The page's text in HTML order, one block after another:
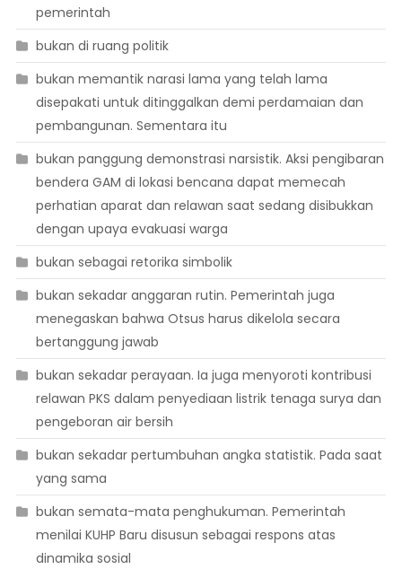
pemerintah
bukan di ruang politik
bukan memantik narasi lama yang telah lama
disepakati untuk ditinggalkan demi perdamaian dan
pembangunan. Sementara itu
bukan panggung demonstrasi narsistik. Aksi pengibaran
bendera GAM di lokasi bencana dapat memecah
perhatian aparat dan relawan saat sedang disibukkan
dengan upaya evakuasi warga
bukan sebagai retorika simbolik
bukan sekadar anggaran rutin. Pemerintah juga
menegaskan bahwa Otsus harus dikelola secara
bertanggung jawab
bukan sekadar perayaan. Ia juga menyoroti kontribusi
relawan PKS dalam penyediaan listrik tenaga surya dan
pengeboran air bersih
bukan sekadar pertumbuhan angka statistik. Pada saat
yang sama
bukan semata-mata penghukuman. Pemerintah
menilai KUHP Baru disusun sebagai respons atas
dinamika sosial